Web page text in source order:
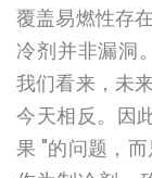
覆盖易燃性存
冷剂并非漏洞
我们看来，未
今天相反。因
果 "的问题，